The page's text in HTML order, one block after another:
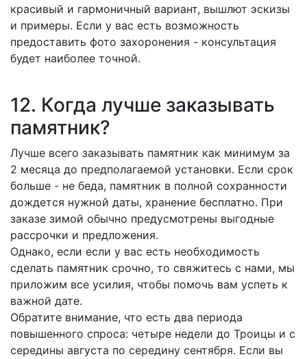
красивый и гармоничный вариант, вышлют эскизы
и примеры. Если у вас есть возможность
предоставить фото захоронения - консультация
будет наиболее точной.
12. Когда лучше заказывать
памятник?
Лучше всего заказывать памятник как минимум за
2 месяца до предполагаемой установки. Если срок
больше - не беда, памятник в полной сохранности
дождется нужной даты, хранение бесплатно. При
заказе зимой обычно предусмотрены выгодные
рассрочки и предложения.
Однако, если если у вас есть необходимость
сделать памятник срочно, то свяжитесь с нами, мы
приложим все усилия, чтобы помочь вам успеть к
важной дате.
Обратите внимание, что есть два периода
повышенного спроса: четыре недели до Троицы и с
середины августа по середину сентября. Если вы